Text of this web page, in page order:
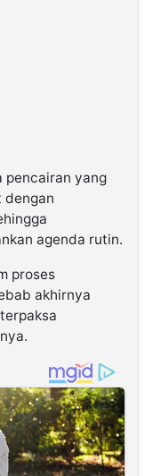
pencairan yang
dengan
agenda rutin.
proses
akhirnya